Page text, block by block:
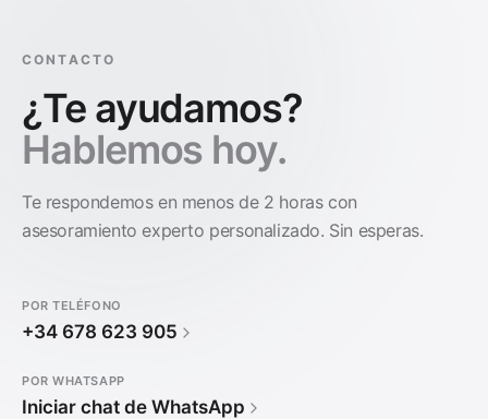
CONTACTO
¿Te ayudamos?
Hablemos hoy.
Te respondemos en menos de 2 horas con
asesoramiento experto personalizado. Sin esperas.
POR TELÉFONO
+34 678 623 905
POR WHATSAPP
Iniciar chat de WhatsApp